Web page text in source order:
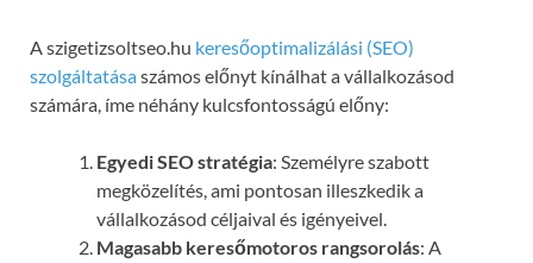
A szigetizsoltseo.hu keresőoptimalizálási (SEO)
szolgáltatásaszámos előnyt kínálhat a vállalkozásod
számára, íme néhány kulcsfontosságú előny:
Egyedi SEO stratégia: Személyre szabott
megközelítés, ami pontosan illeszkedik a
vállalkozásod céljaival és igényeivel.
Magasabb keresőmotoros rangsorolás: A